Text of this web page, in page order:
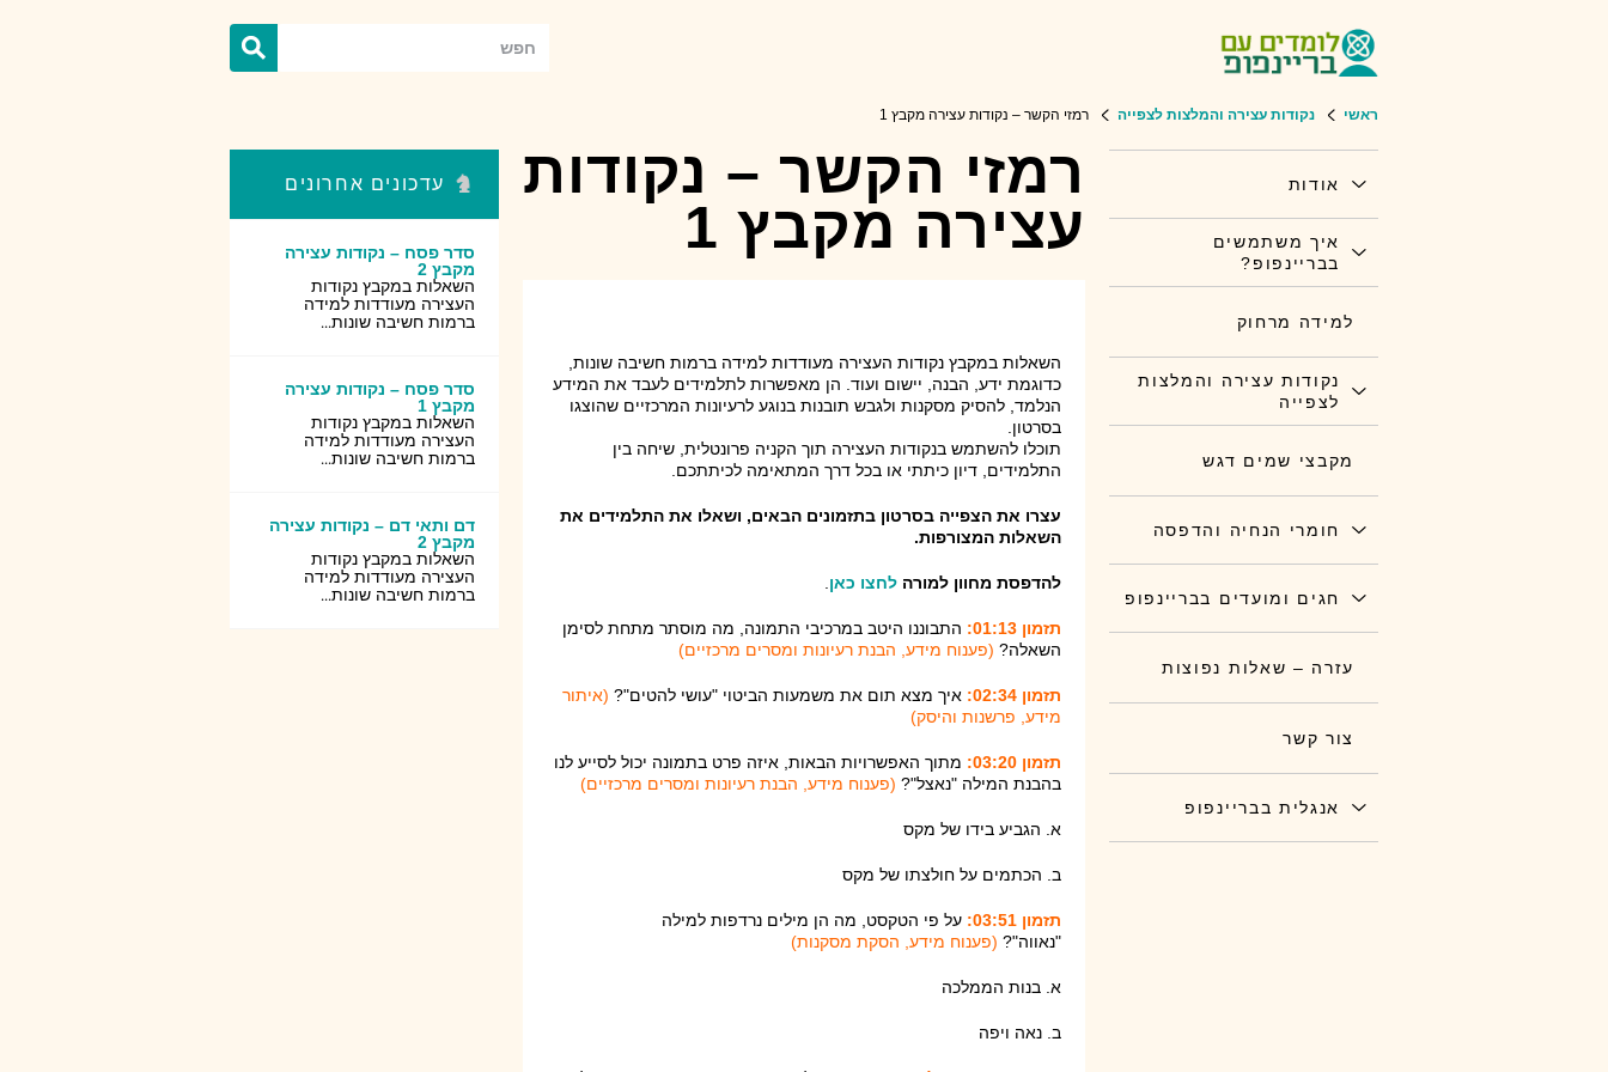
ראשי נקודות עצירה והמלצות לצפייה רמזי הקשר – נקודות עצירה מקבץ 1
רמזי הקשר – נקודות
עצירה מקבץ 1
השאלות במקבץ נקודות העצירה מעודדות למידה ברמות חשיבה שונות,
כדוגמת ידע, הבנה, יישום ועוד. הן מאפשרות לתלמידים לעבד את המידע
הנלמד, להסיק מסקנות ולגבש תובנות בנוגע לרעיונות המרכזיים שהוצגו
בסרטון.
תוכלו להשתמש בנקודות העצירה תוך הקניה פרונטלית, שיחה בין
התלמידים, דיון כיתתי או בכל דרך המתאימה לכיתתכם.
עצרו את הצפייה בסרטון בתזמונים הבאים, ושאלו את התלמידים את
השאלות המצורפות.
להדפסת מחוון למורה לחצו כאן
תזמון 01:13:
התבוננו היטב במרכיבי התמונה, מה מוסתר מתחת לסימן
השאלה? (פענוח מידע, הבנת רעיונות ומסרים מרכזיים)
תזמון 02:34: איך מצא תום את משמעות הביטוי "עושי להטים"? (איתור
מידע, פרשנות והיסק)
תזמון 03:20:
מתוך האפשרויות הבאות, איזה פרט בתמונה יכול לסייע לנו
בהבנת המילה "נאצל"? (פענוח מידע, הבנת רעיונות ומסרים מרכזיים)
א. הגביע בידו של מקס
ב. הכתמים על חולצתו של מקס
תזמון 03:51:
על פי הטקסט, מה הן מילים נרדפות למילה
"נאווה"? (פענוח מידע, הסקת מסקנות)
א. בנות הממלכה
ב. נאה ויפה
עדכונים אחרונים
סדר פסח – נקודות עצירה
מקבץ 2
השאלות במקבץ נקודות
העצירה מעודדות למידה
ברמות חשיבה שונות...
סדר פסח – נקודות עצירה
מקבץ 1
השאלות במקבץ נקודות
העצירה מעודדות למידה
ברמות חשיבה שונות...
דם ותאי דם – נקודות עצירה
מקבץ 2
השאלות במקבץ נקודות
העצירה מעודדות למידה
ברמות חשיבה שונות...
אודות
איך משתמשים
בבריינפופ?
למידה מרחוק
נקודות עצירה והמלצות
לצפייה
מקבצי שמים דגש
חומרי הנחיה והדפסה
חגים ומועדים בבריינפופ
עזרה – שאלות נפוצות
צור קשר
אנגלית בבריינפופ